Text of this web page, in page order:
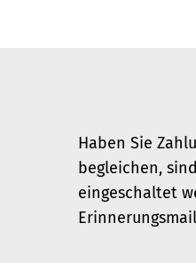
Haben Sie
begleichen,
eingeschaltet